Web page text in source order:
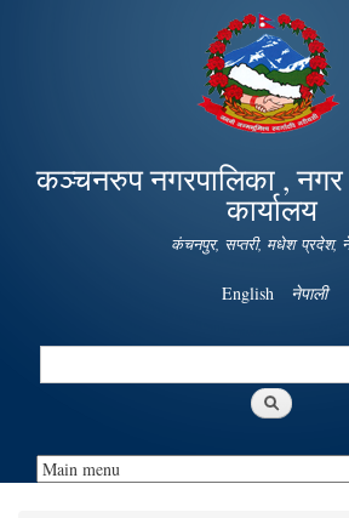
Skip to
main
content
कञ्चनरुप नगरपालिका , नगर
कार्यालय
कंचनपुर, सप्तरी, मधेश प्रदेश,
English नेपाली
Search